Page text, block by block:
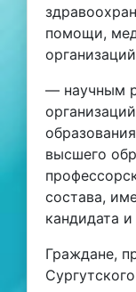
помощи,
— научным
высшего
состава,
кандидата
Граждане,